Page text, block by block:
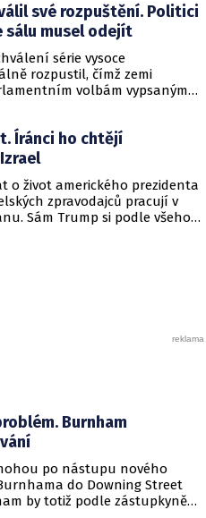
své rozpuštění. Politici
sálu musel odejít
série vysoce
rozpustil, čímž zemi
volbám vypsaným
Netanjahua slova o hanbě a
v sále byla natolik napjatá,
síň před jedním z
vedená stranou Likud si
většinu pojistit a
Íránci ho chtějí
o život amerického prezidenta
zpravodajců pracují v
Sám Trump si podle všeho
Burnham
po nástupu nového
do Downing Street
by totiž podle zástupkyně